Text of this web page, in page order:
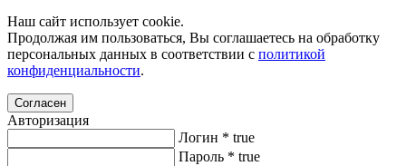
Наш сайт использует cookie.
Продолжая им пользоваться, Вы соглашаетесь на обработку
персональных данных в соответствии с политикой
конфиденциальности.
Согласен
Авторизация
Логин * true
Пароль * true